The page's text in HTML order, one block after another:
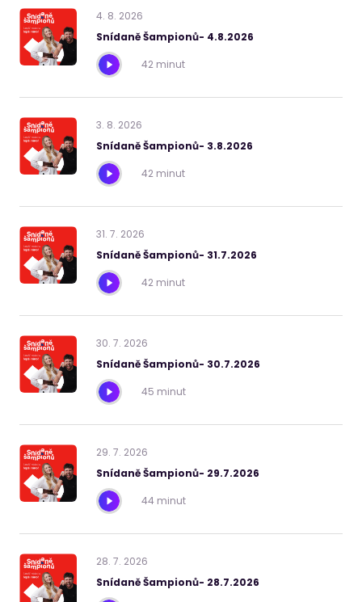
4. 8. 2026
Snídaně Šampionů- 4.8.2026
42 minut
3. 8. 2026
Snídaně Šampionů- 3.8.2026
42 minut
31. 7. 2026
Snídaně Šampionů- 31.7.2026
42 minut
30. 7. 2026
Snídaně Šampionů- 30.7.2026
45 minut
29. 7. 2026
Snídaně Šampionů- 29.7.2026
44 minut
28. 7. 2026
Snídaně Šampionů- 28.7.2026